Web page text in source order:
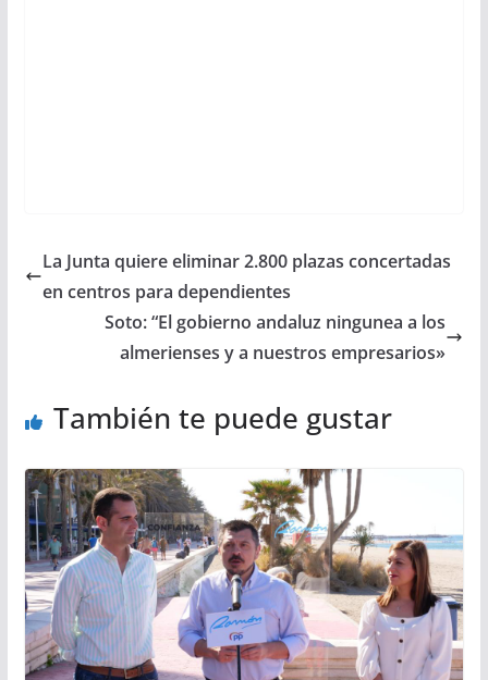
La Junta quiere eliminar 2.800 plazas concertadas
en centros para dependientes
Soto: “El gobierno andaluz ningunea a los
almerienses y a nuestros empresarios»
También te puede gustar